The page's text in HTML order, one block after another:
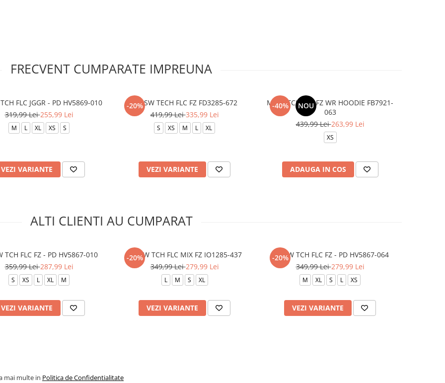
FRECVENT CUMPARATE IMPREUNA
FLC JGGR - PD HV5869-010
319,99 Lei255,99 Lei
M L XL XS S
VEZI VARIANTE
-20%
B NSW TECH FLC FZ FD3285-672
419,99 Lei335,99 Lei
S XS M L XL
VEZI VARIANTE
-40% NOU
M NK TCH FLC FZ WR HOODIE FB7921-
063
439,99 Lei263,99 Lei
XS
ADAUGA IN COS
ALTI CLIENTI AU CUMPARAT
TCH FLC FZ - PD HV5867-010
359,99 Lei287,99 Lei
S XS L XL M
VEZI VARIANTE
-20%
B NSW TCH FLC MIX FZ IO1285-437
349,99 Lei279,99 Lei
L M S XL
VEZI VARIANTE
-20%
B NSW TCH FLC FZ - PD HV5867-064
349,99 Lei279,99 Lei
M XL S L XS
VEZI VARIANTE
mai multe in Politica de Confidentialitate